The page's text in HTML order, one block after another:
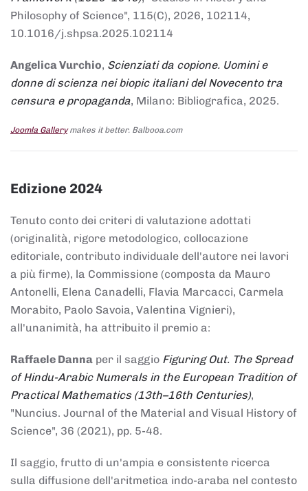
Philosophy of Science", 115(C), 2026, 102114,
10.1016/j.shpsa.2025.102114
Angelica Vurchio, Scienziati da copione. Uomini e
donne di scienza nei biopic italiani del Novecento tra
censura e propaganda, Milano: Bibliografica, 2025.
Joomla Gallerymakes it better. Balbooa.com
Edizione 2024
Tenuto conto dei criteri di valutazione adottati
(originalità, rigore metodologico, collocazione
editoriale, contributo individuale dell'autore nei lavori
a più firme), la Commissione (composta da Mauro
Antonelli, Elena Canadelli, Flavia Marcacci, Carmela
Morabito, Paolo Savoia, Valentina Vignieri),
all'unanimità, ha attribuito il premio a:
Raffaele Danna per il saggio Figuring Out. The Spread
of Hindu-Arabic Numerals in the European Tradition of
Practical Mathematics (13th–16th Centuries),
"Nuncius. Journal of the Material and Visual History of
Science", 36 (2021), pp. 5-48.
Il saggio, frutto di un'ampia e consistente ricerca
sulla diffusione dell'aritmetica indo-araba nel contesto